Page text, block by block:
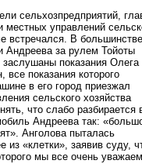
сельхозпредприятий,
управлений
встречался. В большинстве
Андреева за рулем Тойоты
показания Олега
показания которого
в его город приезжал
сельского хозяйства
что слабо разбирается
Андреева так:
Анголова пыталась
из «клетки», заявив суду,
мы все очень